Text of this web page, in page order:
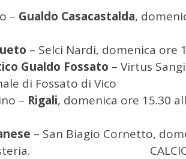
– Gualdo Casacastalda,
– Selci Nardi, domenica ore
Gualdo Fossato – Virtus
di Fossato di Vico
– Rigali, domenica ore 15.30
– San Biagio Cornetto,
Osteria. CALCIO: